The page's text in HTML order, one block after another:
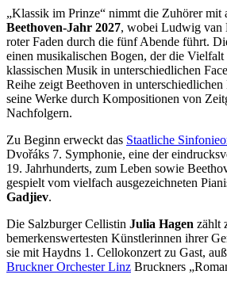
„Klassik im Prinze“ nimmt die Zuhörer mit
Beethoven-Jahr 2027, wobei Ludwig van
roter Faden durch die fünf Abende führt.
einen musikalischen Bogen, der die
klassischen Musik in unterschiedlichen
Reihe zeigt Beethoven in
seine Werke durch Kompositionen von
Nachfolgern.
Zu Beginn erweckt das Staatliche
Dvořáks 7. Symphonie, eine der
19. Jahrhunderts, zum Leben sowie
gespielt vom vielfach ausgezeichneten
Gadjiev.
Die Salzburger Cellistin Julia Hagen zählt
bemerkenswertesten Künstlerinnen ihrer
sie mit Haydns 1. Cellokonzert zu Gast,
Bruckner Orchester Linz Bruckners